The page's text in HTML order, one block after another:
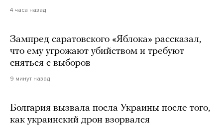
4 часа назад
Зампред саратовского «Яблока» рассказал,
что ему угрожают убийством и требуют
сняться с выборов
9 минут назад
Болгария вызвала посла Украины после того,
как украинский дрон взорвался